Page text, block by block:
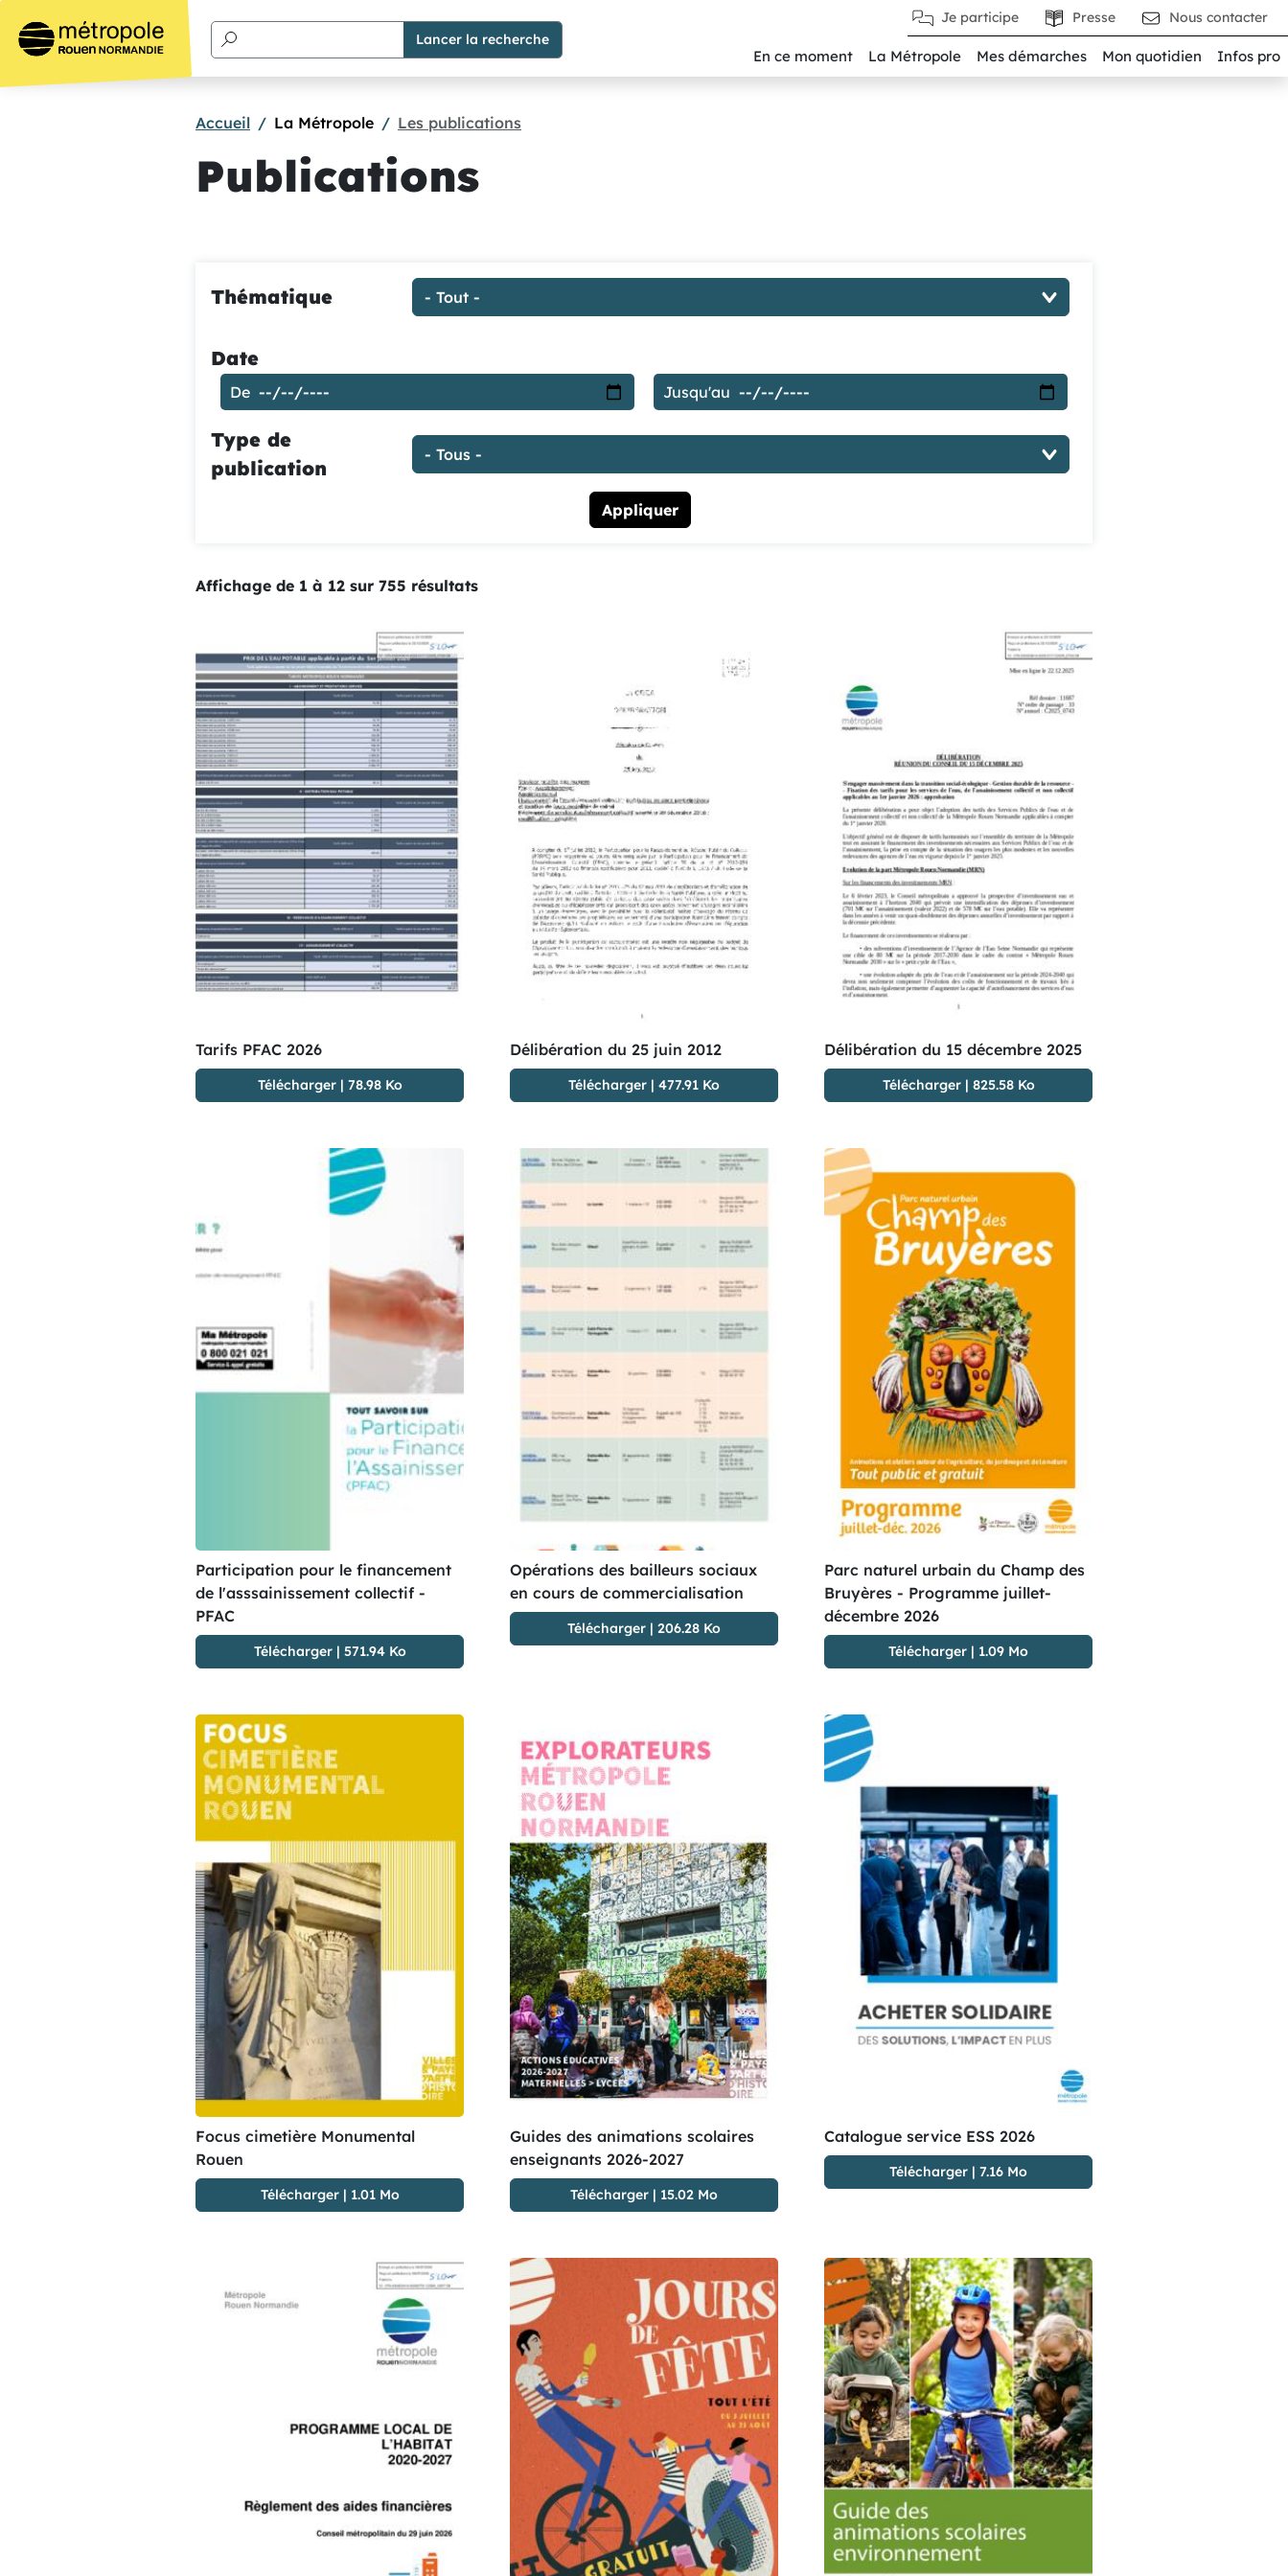
Aller au contenu principal Je participe Presse Nous contacter
En ce moment La Métropole Mes démarches Mon quotidien Infos pro
Accueil La Métropole Les publications
Publications
Thématique
Date
De Jusqu'au
Type de
publication
Affichage de 1 à 12 sur 755 résultats
Tarifs PFAC 2026
Télécharger| 78.98 Ko
Délibération du 25 juin 2012
Télécharger | 477.91 Ko
Délibération du 15 décembre 2025
Télécharger| 825.58 Ko
Participation pour le financement
de l'asssainissement collectif -
PFAC
Télécharger| 571.94 Ko
Opérations des bailleurs sociaux
en cours de commercialisation
Télécharger | 206.28 Ko
Parc naturel urbain du Champ des
Bruyères - Programme juillet-
décembre 2026
Télécharger | 1.09 Mo
Focus cimetière Monumental
Rouen
Télécharger| 1.01 Mo
Guides des animations scolaires
enseignants 2026-2027
Télécharger | 15.02 Mo
Catalogue service ESS 2026
Télécharger | 7.16 Mo